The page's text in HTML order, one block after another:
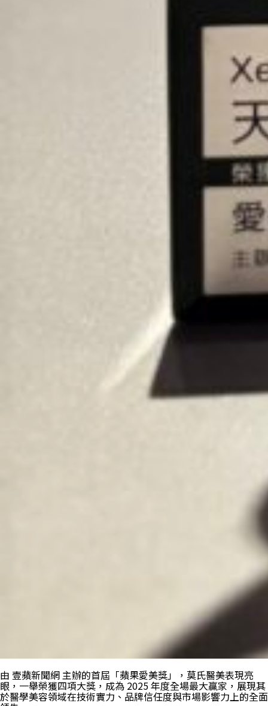
由 壹蘋新聞網 主辦的首屆「蘋果愛美獎」，莫氏醫美表現亮
眼，一舉榮獲四項大獎，成為 2025 年度全場最大贏家，展現其
於醫學美容領域在技術實力、品牌信任度與市場影響力上的全面